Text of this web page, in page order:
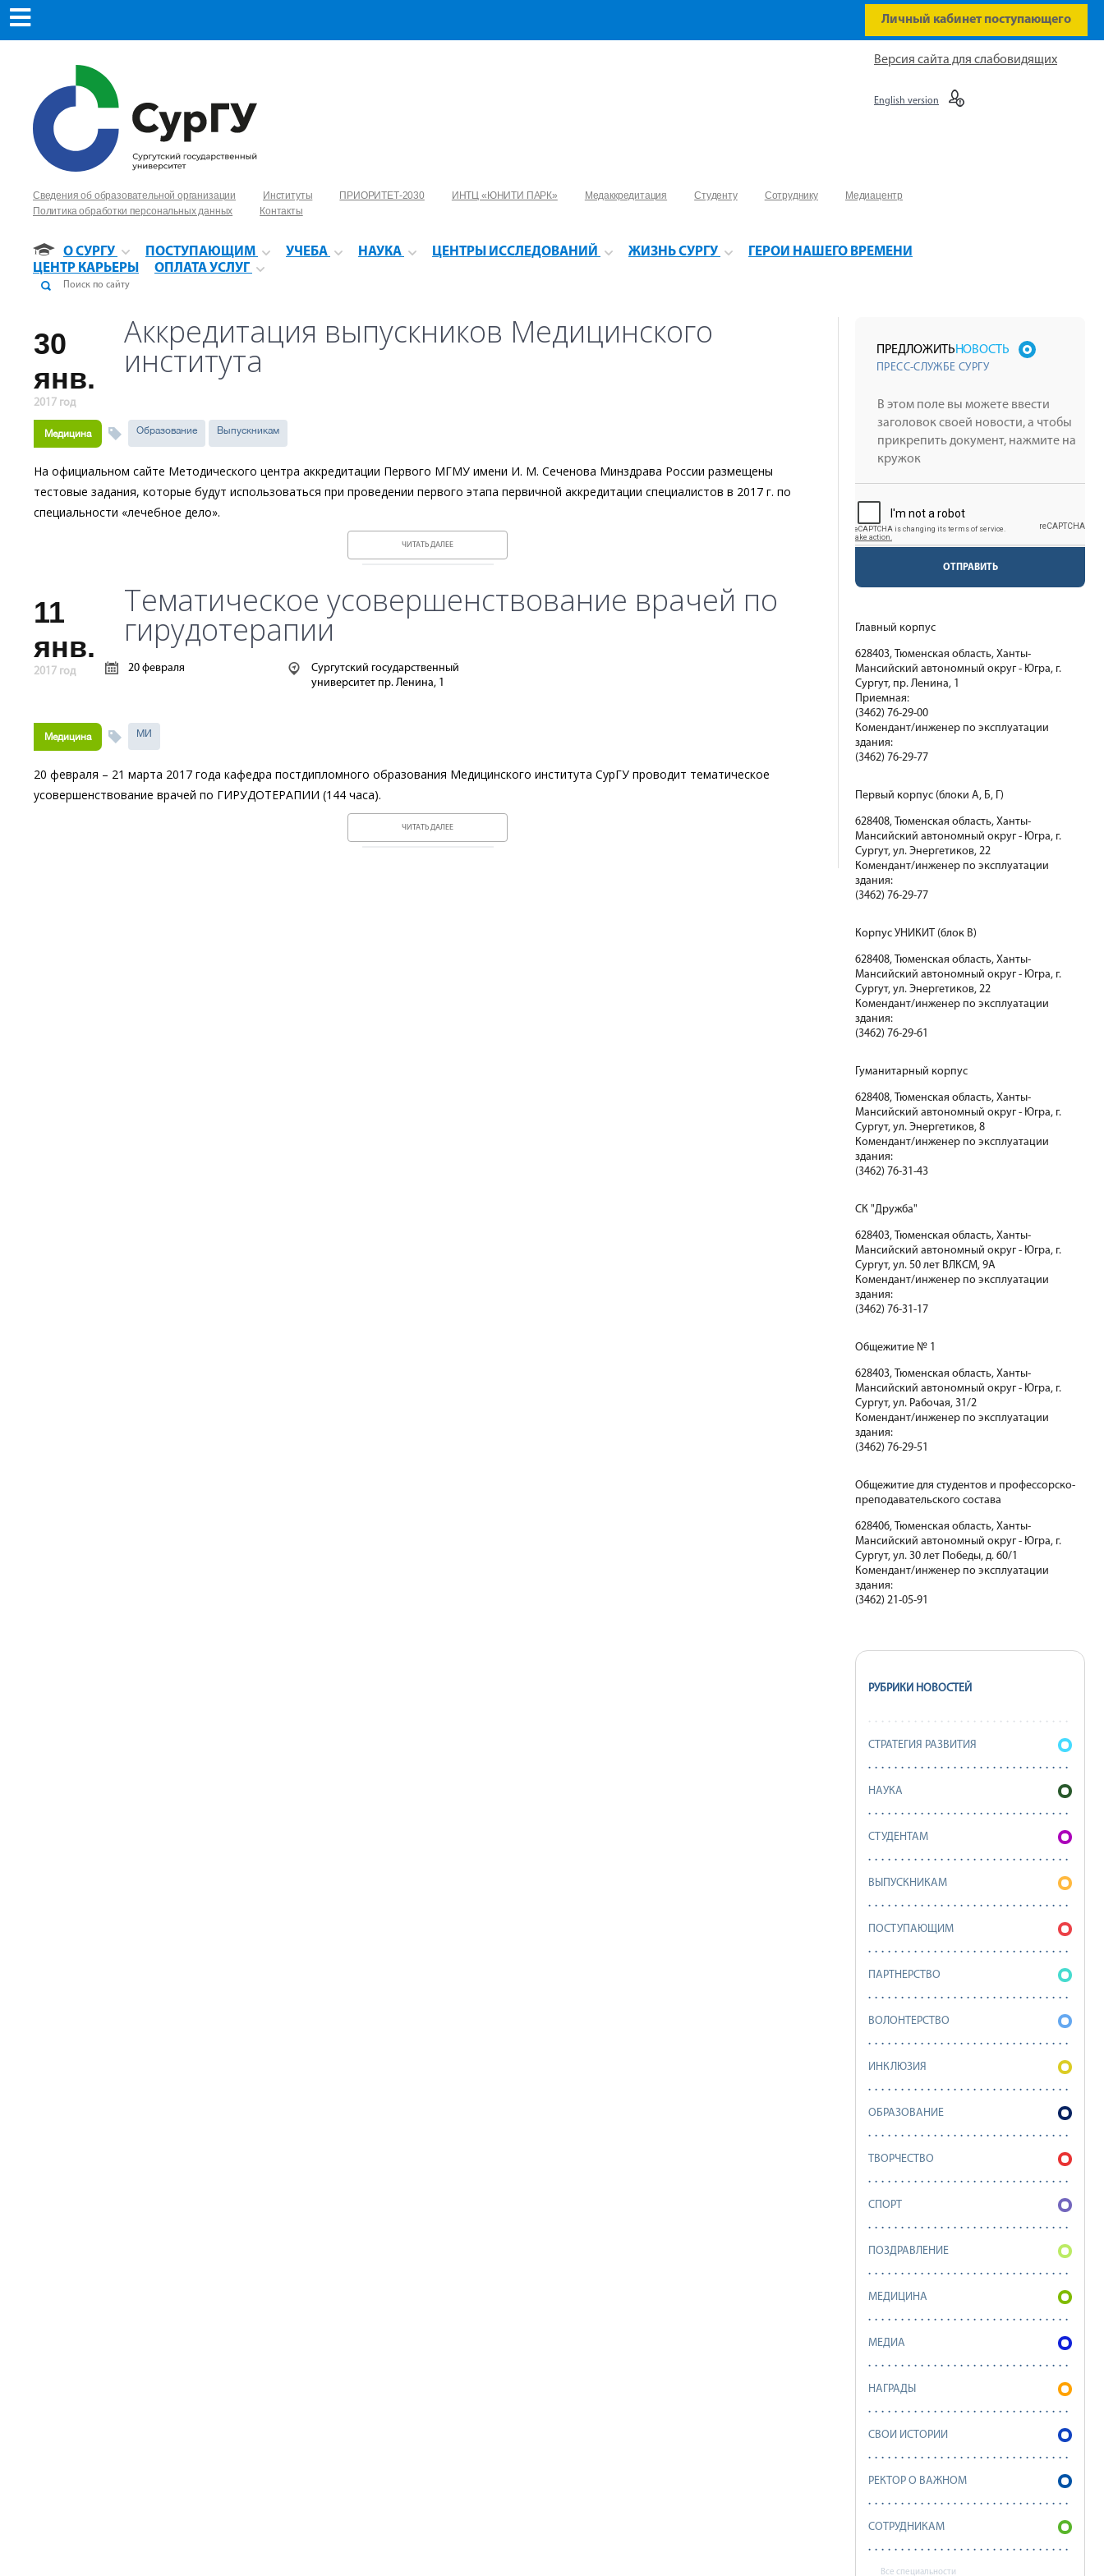
Личный кабинет поступающего
Сведения об образовательной организации Институты ПРИОРИТЕТ-2030 ИНТЦ «ЮНИТИ ПАРК» Медаккредитация Студенту Сотруднику
Медиацентр
Политика обработки персональных данных
Контакты
О СУРГУ ПОСТУПАЮЩИМ УЧЕБА НАУКА ЦЕНТРЫ ИССЛЕДОВАНИЙ ЖИЗНЬ СУРГУ
ГЕРОИ НАШЕГО ВРЕМЕНИ
ЦЕНТР КАРЬЕРЫ
ОПЛАТА УСЛУГ
Версия сайта для слабовидящих
English version
30
янв.
2017 год
Аккредитация выпускников Медицинского
института
Медицина Образование Выпускникам
На официальном сайте Методического центра аккредитации Первого МГМУ имени И. М. Сеченова Минздрава России размещены
тестовые задания, которые будут использоваться при проведении первого этапа первичной аккредитации специалистов в 2017 г. по
специальности «лечебное дело».
ЧИТАТЬ ДАЛЕЕ
11
янв.
2017 год
Тематическое усовершенствование врачей по
гирудотерапии
20 февраля
Сургутский государственный
университет пр. Ленина, 1
Медицина МИ
20 февраля – 21 марта 2017 года кафедра постдипломного образования Медицинского института СурГУ проводит тематическое
усовершенствование врачей по ГИРУДОТЕРАПИИ (144 часа).
ЧИТАТЬ ДАЛЕЕ
ПРЕДЛОЖИТЬНОВОСТЬ
ПРЕСС-СЛУЖБЕ СУРГУ
ОТПРАВИТЬ
Главный корпус
628403, Тюменская область, Ханты-
Мансийский автономный округ - Югра, г.
Сургут, пр. Ленина, 1
Приемная:
(3462) 76-29-00
Комендант/инженер по эксплуатации
здания:
(3462) 76-29-77
Первый корпус (блоки А, Б, Г)
628408, Тюменская область, Ханты-
Мансийский автономный округ - Югра, г.
Сургут, ул. Энергетиков, 22
Комендант/инженер по эксплуатации
здания:
(3462) 76-29-77
Корпус УНИКИТ (блок В)
628408, Тюменская область, Ханты-
Мансийский автономный округ - Югра, г.
Сургут, ул. Энергетиков, 22
Комендант/инженер по эксплуатации
здания:
(3462) 76-29-61
Гуманитарный корпус
628408, Тюменская область, Ханты-
Мансийский автономный округ - Югра, г.
Сургут, ул. Энергетиков, 8
Комендант/инженер по эксплуатации
здания:
(3462) 76-31-43
СК "Дружба"
628403, Тюменская область, Ханты-
Мансийский автономный округ - Югра, г.
Сургут, ул. 50 лет ВЛКСМ, 9А
Комендант/инженер по эксплуатации
здания:
(3462) 76-31-17
Общежитие № 1
628403, Тюменская область, Ханты-
Мансийский автономный округ - Югра, г.
Сургут, ул. Рабочая, 31/2
Комендант/инженер по эксплуатации
здания:
(3462) 76-29-51
Общежитие для студентов и профессорско-
преподавательского состава
628406, Тюменская область, Ханты-
Мансийский автономный округ - Югра, г.
Сургут, ул. 30 лет Победы, д. 60/1
Комендант/инженер по эксплуатации
здания:
(3462) 21-05-91
РУБРИКИ НОВОСТЕЙ
СТРАТЕГИЯ РАЗВИТИЯ
НАУКА
СТУДЕНТАМ
ВЫПУСКНИКАМ
ПОСТУПАЮЩИМ
ПАРТНЕРСТВО
ВОЛОНТЕРСТВО
ИНКЛЮЗИЯ
ОБРАЗОВАНИЕ
ТВОРЧЕСТВО
СПОРТ
ПОЗДРАВЛЕНИЕ
МЕДИЦИНА
МЕДИА
НАГРАДЫ
СВОИ ИСТОРИИ
РЕКТОР О ВАЖНОМ
СОТРУДНИКАМ
Все специальности